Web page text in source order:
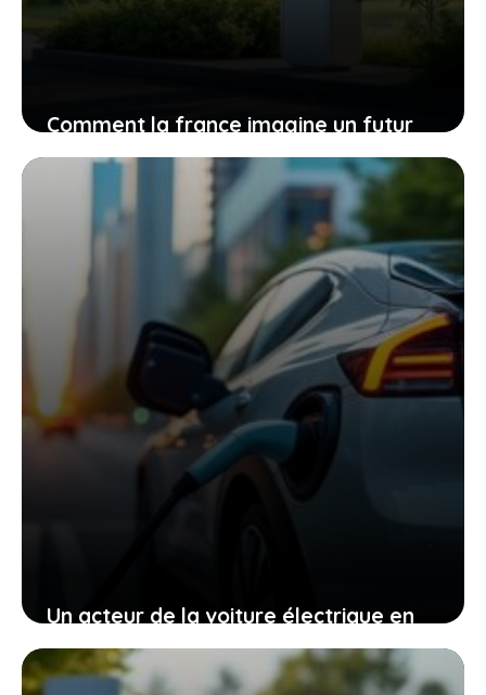
Comment la france imagine un futur
des voitures électriques moins
dépendant des terres rares venues de
Un acteur de la voiture électrique en
crise : pourquoi cette perte pourrait
vous toucher